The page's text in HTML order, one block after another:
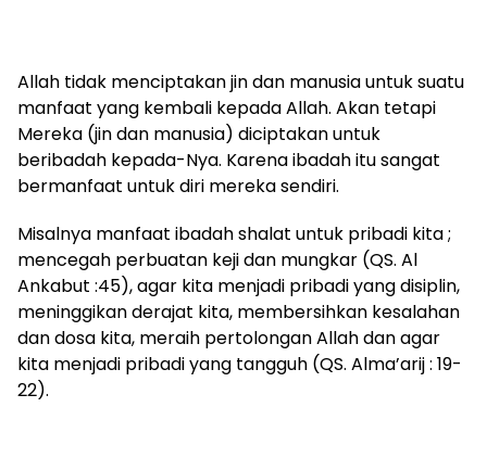
Allah tidak menciptakan jin dan manusia untuk suatu
manfaat yang kembali kepada Allah. Akan tetapi
Mereka (jin dan manusia) diciptakan untuk
beribadah kepada-Nya. Karena ibadah itu sangat
bermanfaat untuk diri mereka sendiri.
Misalnya manfaat ibadah shalat untuk pribadi kita ;
mencegah perbuatan keji dan mungkar (QS. Al
Ankabut :45), agar kita menjadi pribadi yang disiplin,
meninggikan derajat kita, membersihkan kesalahan
dan dosa kita, meraih pertolongan Allah dan agar
kita menjadi pribadi yang tangguh (QS. Alma’arij : 19-
22).